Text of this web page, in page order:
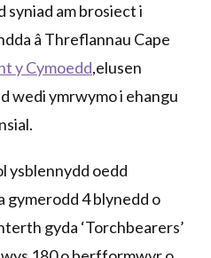
syniad am brosiect i
â Threflannau Cape
y Cymoedd,elusen
wedi ymrwymo i ehangu
ysblennydd oedd
gymerodd 4 blynedd o
gyda ‘Torchbearers’